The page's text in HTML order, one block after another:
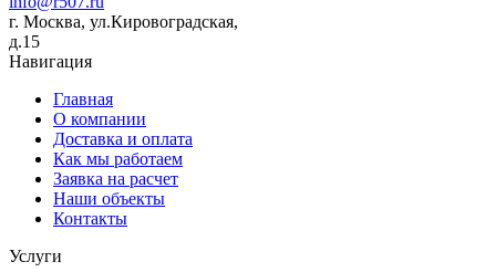
г. Москва, ул.Кировоградская,
д.15
Навигация
Главная
О компании
Доставка и оплата
Как мы работаем
Заявка на расчет
Наши объекты
Контакты
Услуги